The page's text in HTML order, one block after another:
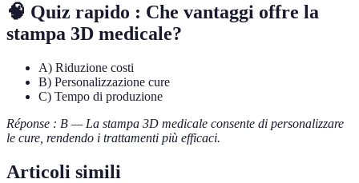
🧠 Quiz rapido : Che vantaggi offre la
stampa 3D medicale?
A) Riduzione costi
B) Personalizzazione cure
C) Tempo di produzione
Réponse : B — La stampa 3D medicale consente di personalizzare
le cure, rendendo i trattamenti più efficaci.
Articoli simili